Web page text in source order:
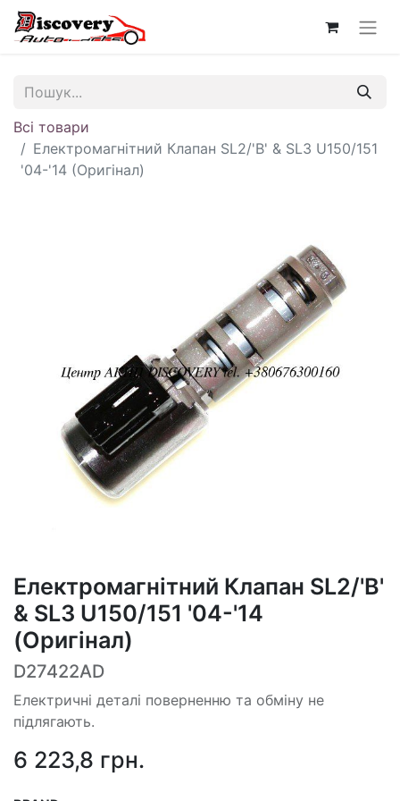
Всі товари
Електромагнітний Клапан SL2/'B' & SL3 U150/151
'04-'14 (Оригінал)
Електромагнітний Клапан SL2/'B'
& SL3 U150/151 '04-'14
(Оригінал)
D27422AD
Електричні деталі поверненню та обміну не
підлягають.
6 223,8 грн.